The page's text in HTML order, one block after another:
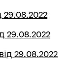
29.08.2022
29.08.2022